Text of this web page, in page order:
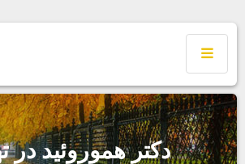
دكتر هموروئيد در